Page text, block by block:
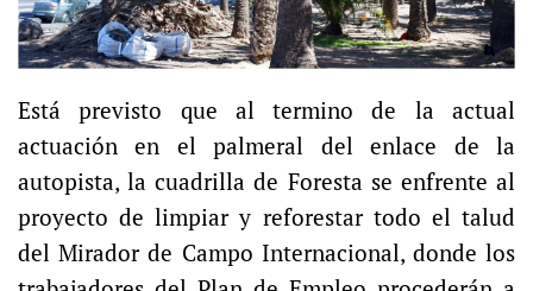
Está previsto que al termino de la actual
actuación en el palmeral del enlace de la
autopista, la cuadrilla de Foresta se enfrente al
proyecto de limpiar y reforestar todo el talud
del Mirador de Campo Internacional, donde los